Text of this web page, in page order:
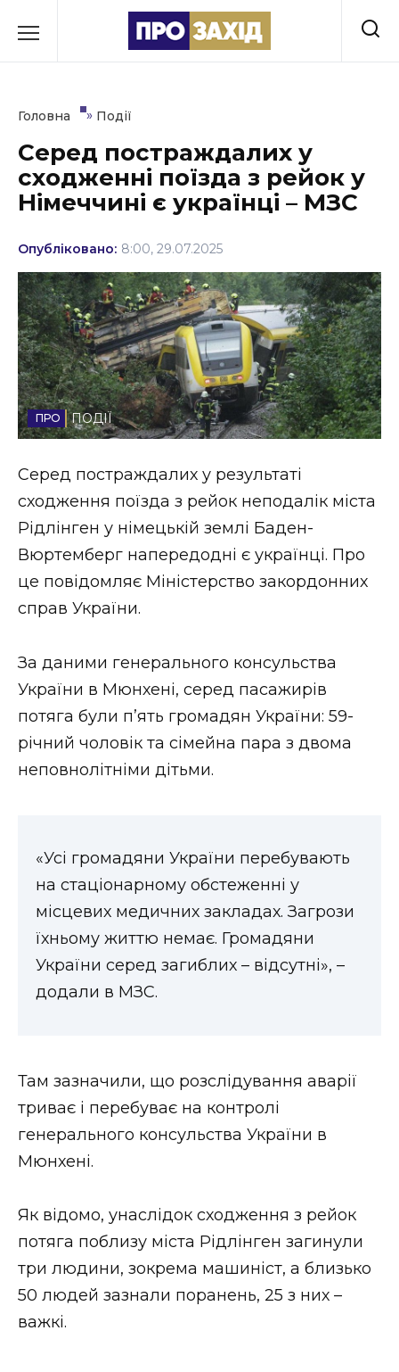
до
Культура
Освіта
Події
Політика
Соціум
Спорт
Стиль життя
Втрачений Ужгород (відеоверсія)
ЗАКАРПАТСЬКІ НОВИНИ
НОВИНИ ЗАХІДНОЇ УКРАЇНИ
ФОТО
Головна » Події
Серед постраждалих у
сходженні поїзда з рейок у
Німеччині є українці – МЗС
Опубліковано: 8:00, 29.07.2025
ПОДІЇ
Серед постраждалих у результаті
сходження поїзда з рейок неподалік міста
Рідлінген у німецькій землі Баден-
Вюртемберг напередодні є українці. Про
це повідомляє Міністерство закордонних
справ України.
За даними генерального консульства
України в Мюнхені, серед пасажирів
потяга були пʼять громадян України: 59-
річний чоловік та сімейна пара з двома
неповнолітніми дітьми.
«Усі громадяни України перебувають
на стаціонарному обстеженні у
місцевих медичних закладах. Загрози
їхньому життю немає. Громадяни
України серед загиблих – відсутні», –
додали в МЗС.
Там зазначили, що розслідування аварії
триває і перебуває на контролі
генерального консульства України в
Мюнхені.
Як відомо, унаслідок сходження з рейок
потяга поблизу міста Рідлінген загинули
три людини, зокрема машиніст, а близько
50 людей зазнали поранень, 25 з них –
важкі.